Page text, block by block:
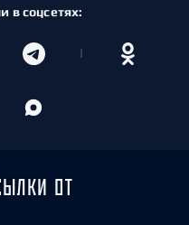
в соцсетях:
ОТ